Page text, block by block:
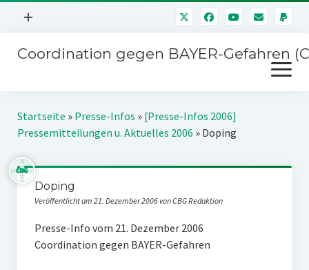
Menü
+
Mitmachen
Über uns
Kontakt
Impressum
Coordination gegen BAYER-Gefahren
Menü
öffnen
Kampagnen
Stichwort BAYER
Jahrestagung
SPENDEN
Startseite » Presse-Infos » [Presse-Infos 2006]
Pressemitteilungen u. Aktuelles 2006 » Doping
Doping
Veröffentlicht am 21. Dezember 2006 von CBG Redaktion
Presse-Info vom 21. Dezember 2006
Coordination gegen BAYER-Gefahren